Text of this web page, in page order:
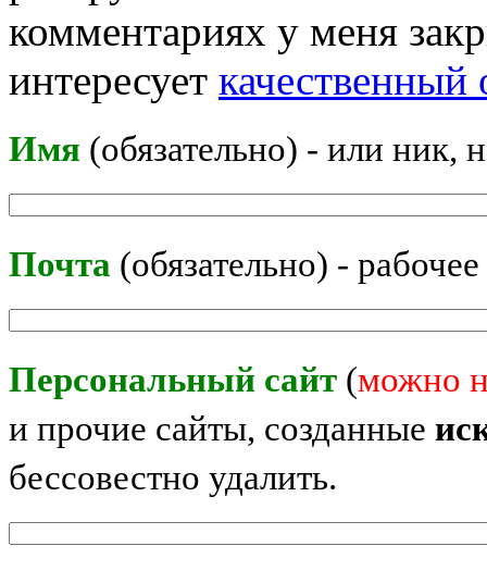
комментариях у меня
интересует
Имя (обязательно) - или ник,
Почта (обязательно) -
Персональный сайт (можно
и прочие сайты, созданные
бессовестно удалить.